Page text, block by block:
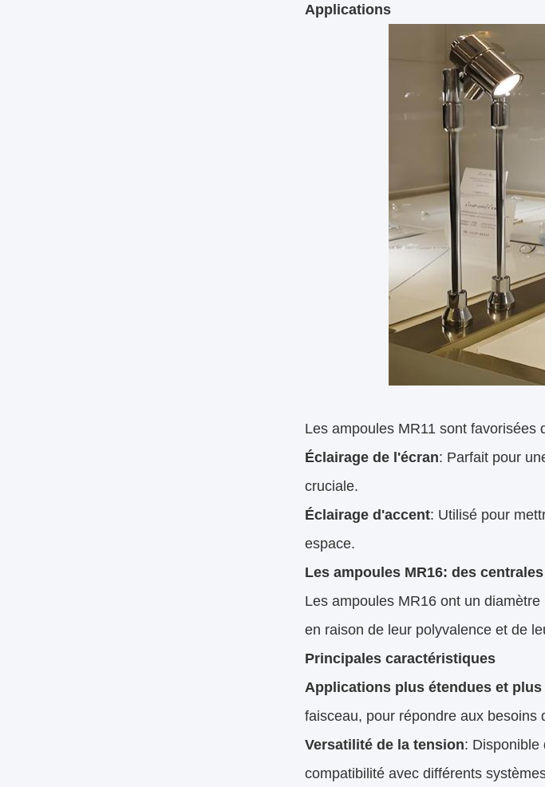
Applications
Les ampoules MR11 sont
Éclairage de l'écran: Parfait pour
cruciale.
Éclairage d'accent: Utilisé pour
espace.
Les ampoules MR16: des
Les ampoules MR16 ont un
en raison de leur polyvalence et de
Principales caractéristiques
Applications plus étendues et plus
faisceau, pour répondre aux besoins
Versatilité de la tension: Disponible
compatibilité avec différents